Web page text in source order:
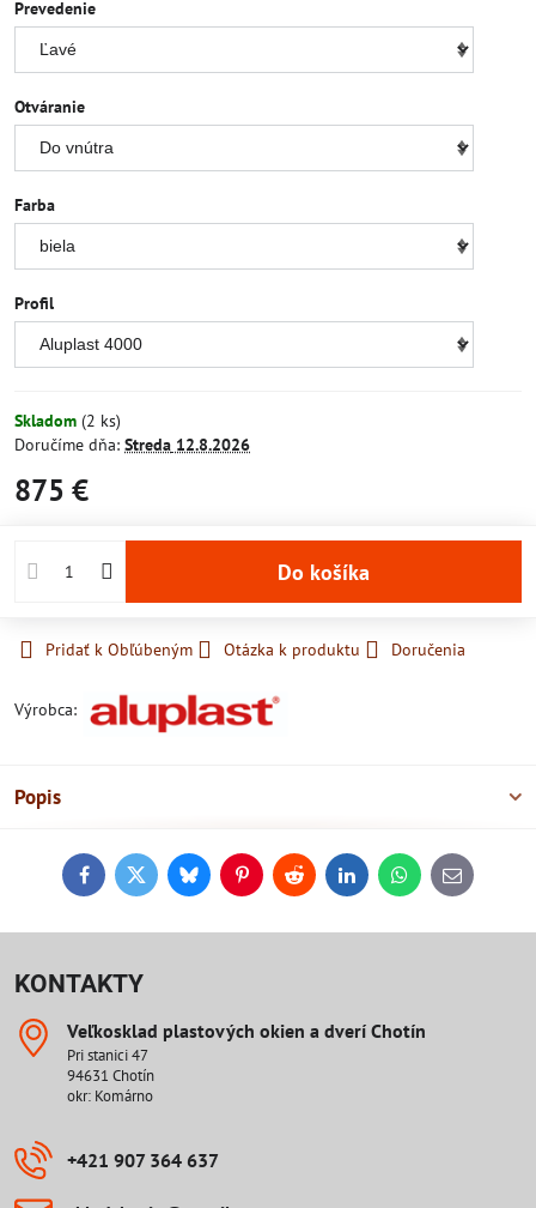
Prevedenie
Otváranie
Farba
Profil
Skladom (2 ks)
Doručíme dňa: Streda 12.8.2026
875 €
Do košíka
Pridať k Obľúbeným Otázka k produktu Doručenia
Výrobca:
Popis
FacebookTwitterBlueskyPinterestReddit LinkedInWhatsApp
E-
mail
KONTAKTY
Veľkosklad plastových okien a dverí Chotín
Pri stanici 47
94631 Chotín
okr: Komárno
+421 907 364 637